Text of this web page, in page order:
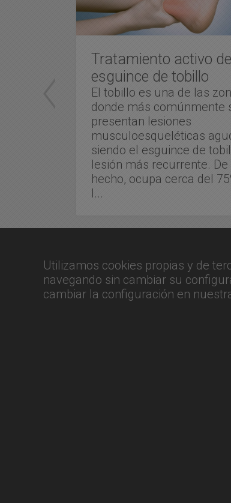
Utilizamos cookies propias y de
navegando sin cambiar su
cambiar la configuración en
Tratamiento activo del
esguince de tobillo
El tobillo es una de las
donde más comúnmente
presentan lesiones
musculoesqueléticas
siendo el esguince de
lesión más recurrente. De
hecho, ocupa cerca del
l...